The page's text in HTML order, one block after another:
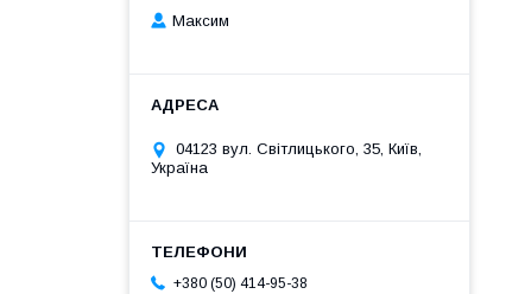
Максим
04123 вул. Світлицького, 35, Київ,
Україна
+380 (50) 414-95-38